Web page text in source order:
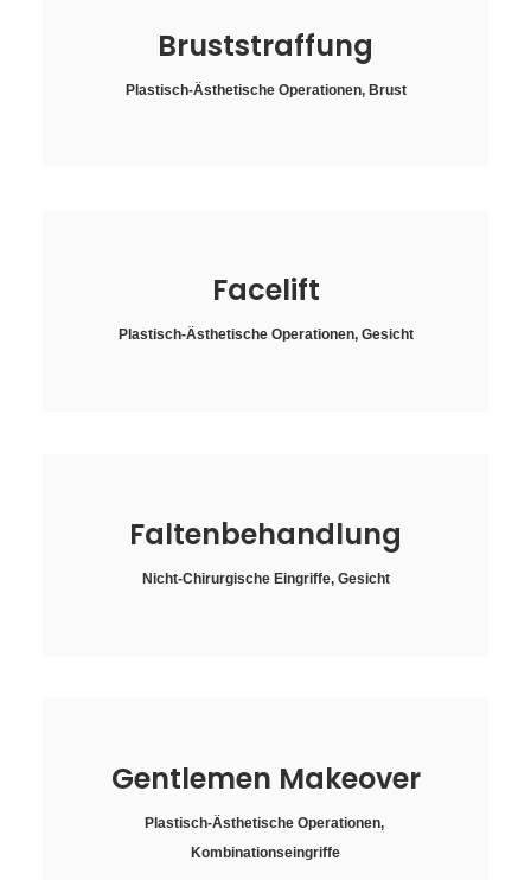
Bruststraffung
Plastisch-Ästhetische Operationen, Brust
Facelift
Plastisch-Ästhetische Operationen, Gesicht
Faltenbehandlung
Nicht-Chirurgische Eingriffe, Gesicht
Gentlemen Makeover
Plastisch-Ästhetische Operationen,
Kombinationseingriffe